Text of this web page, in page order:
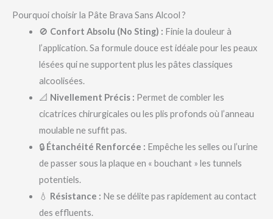
Pourquoi choisir la Pâte Brava Sans Alcool ?
🚫 Confort Absolu (No Sting) : Finie la douleur à
l’application. Sa formule douce est idéale pour les peaux
lésées qui ne supportent plus les pâtes classiques
alcoolisées.
📐 Nivellement Précis : Permet de combler les
cicatrices chirurgicales ou les plis profonds où l’anneau
moulable ne suffit pas.
🔒 Étanchéité Renforcée : Empêche les selles ou l’urine
de passer sous la plaque en « bouchant » les tunnels
potentiels.
💧 Résistance : Ne se délite pas rapidement au contact
des effluents.